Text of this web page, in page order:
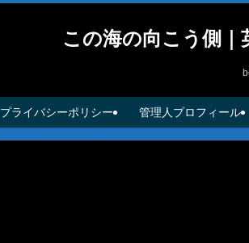
この海の向こう側
プライバシーポリシー 管理人プロフィール